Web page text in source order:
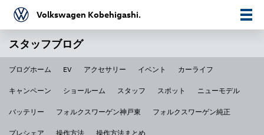
Volkswagen Kobehigashi.
スタッフブログ
ブログホーム EV アクセサリー イベント カーライフ
キャンペーン ショールーム スタッフ スポット ニューモデル
バッテリー フォルクスワーゲン神戸東 フォルクスワーゲン純正
プレシェア 操作方法 操作方法まとめ